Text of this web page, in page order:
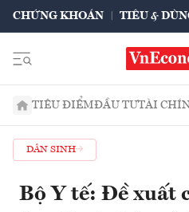
CHỨNG KHOÁN TIÊU &
TIÊU ĐIỂMĐẦU TƯTÀI
DÂN SINH
Bộ Y tế: Đề xuất